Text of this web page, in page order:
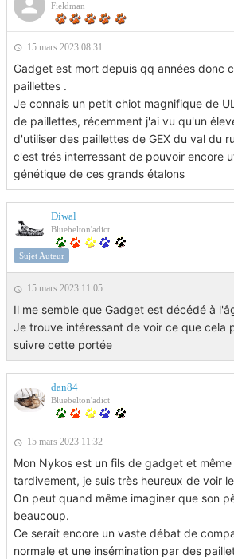
Fieldman
15 mars 2023 08:31
Gadget est mort depuis qq années donc
paillettes .
Je connais un petit chiot magnifique de
de paillettes, récemment j'ai vu qu'un
d'utiliser des paillettes de GEX du val du
c'est trés interressant de pouvoir encore
génétique de ces grands étalons
Diwal
Bluebelton'adict
Sujet Auteur
15 mars 2023 11:05
Il me semble que Gadget est décédé à
Je trouve intéressant de voir ce que cela
suivre cette portée
dan84
Bluebelton'adict
15 mars 2023 11:32
Mon Nykos est un fils de gadget et
tardivement, je suis très heureux de voir
On peut quand même imaginer que son
beaucoup.
Ce serait encore un vaste débat de
normale et une insémination par des